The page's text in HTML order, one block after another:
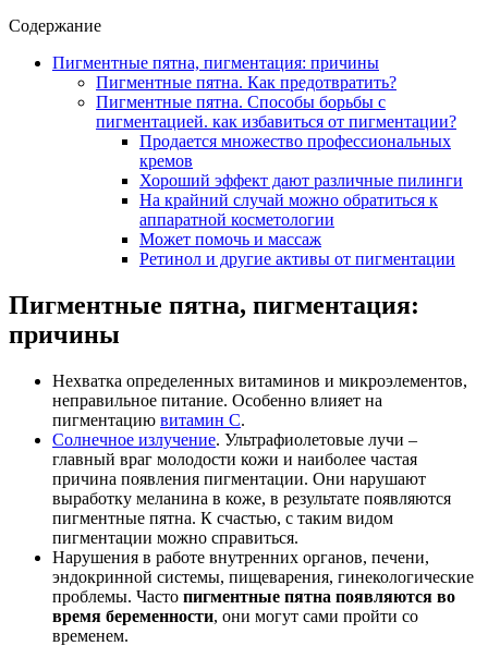
Содержание
Пигментные пятна, пигментация: причины
Пигментные пятна. Как предотвратить?
Пигментные пятна. Способы борьбы с
пигментацией. как избавиться от пигментации?
Продается множество профессиональных
кремов
Хороший эффект дают различные пилинги
На крайний случай можно обратиться к
аппаратной косметологии
Может помочь и массаж
Ретинол и другие активы от пигментации
Пигментные пятна, пигментация:
причины
Нехватка определенных витаминов и микроэлементов,
неправильное питание. Особенно влияет на
пигментацию витамин С.
Солнечное излучение. Ультрафиолетовые лучи –
главный враг молодости кожи и наиболее частая
причина появления пигментации. Они нарушают
выработку меланина в коже, в результате появляются
пигментные пятна. К счастью, с таким видом
пигментации можно справиться.
Нарушения в работе внутренних органов, печени,
эндокринной системы, пищеварения, гинекологические
проблемы. Часто пигментные пятна появляются во
время беременности, они могут сами пройти со
временем.